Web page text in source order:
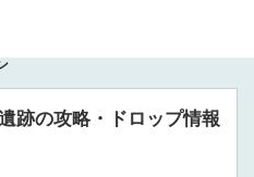
跡の攻略・ドロップ情報